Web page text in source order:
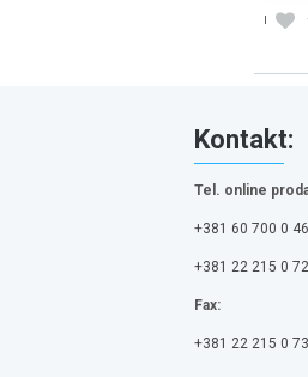
Kontakt:
Tel. online
+381 60 700 0
+381 22 215 0
Fax:
+381 22 215 0